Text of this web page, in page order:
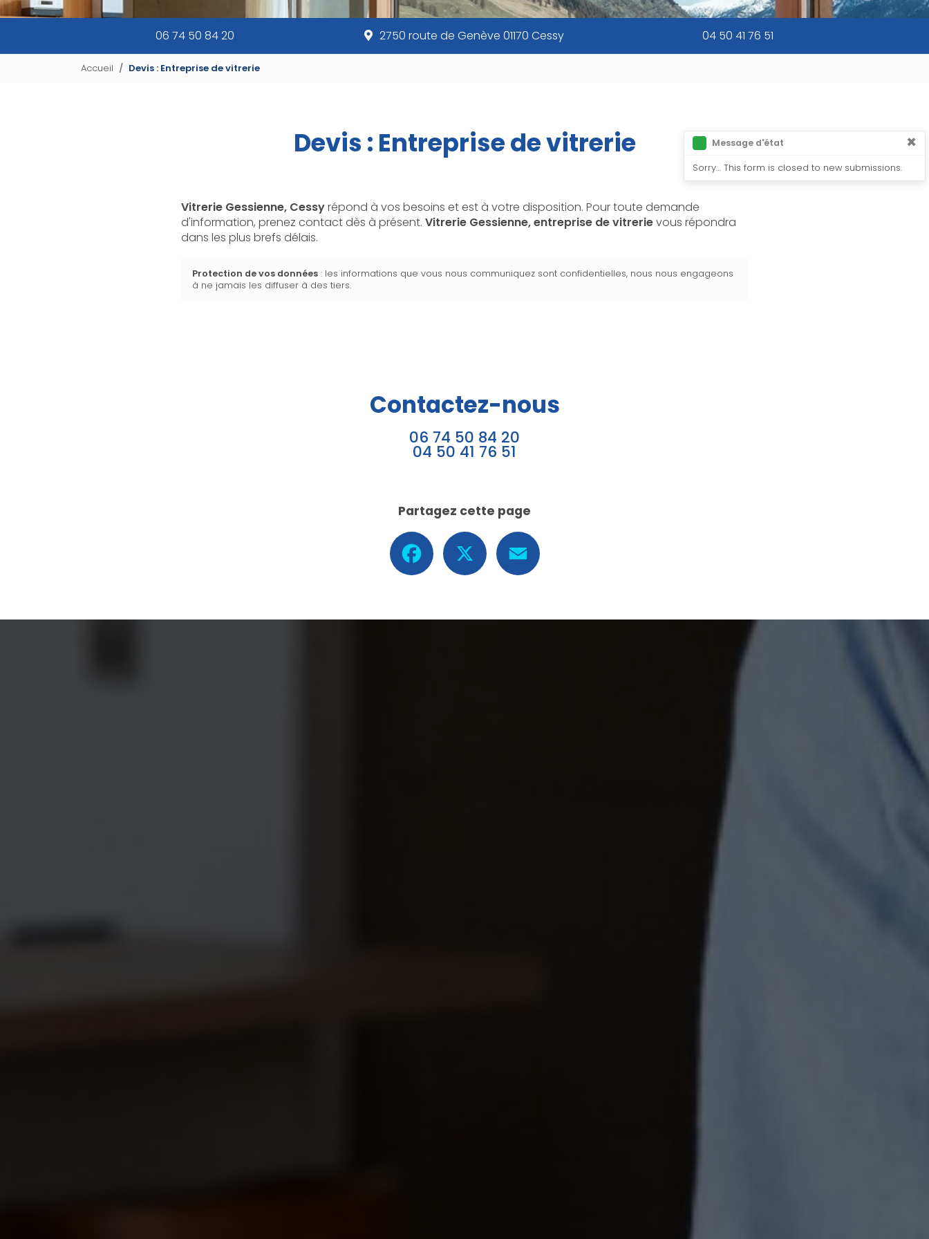
06 74 50 84 20 2750 route de Genève 01170 Cessy 04 50 41 76 51
Accueil Devis : Entreprise de vitrerie
Devis : Entreprise de vitrerie
Vitrerie Gessienne, Cessyrépond à vos besoins et est à votre disposition. Pour toute demande
d'information, prenez contact dès à présent. Vitrerie Gessienne,entreprise de vitrerievous répondra
dans les plus brefs délais.
Protection de vos données : les informations que vous nous communiquez sont confidentielles, nous nous engageons
à ne jamais les diffuser à des tiers.
Message d'état ×
Sorry… This form is closed to new submissions.
Contactez-nous
06 74 50 84 20
04 50 41 76 51
Partagez cette page
Facebook